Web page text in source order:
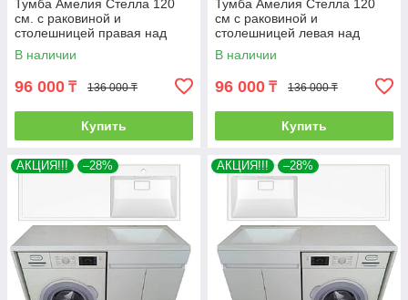
Тумба Амелия Стелла 120
см. с раковиной и
столешницей правая над
стиральной машиной. РФ
В наличии
96 000 ₸ 136 000 ₸
Купить
Тумба Амелия Стелла 120
см с раковиной и
столешницей левая над
стиральной машиной. РФ
В наличии
96 000 ₸ 136 000 ₸
Купить
АКЦИЯ!!! –28% АКЦИЯ!!! –28%